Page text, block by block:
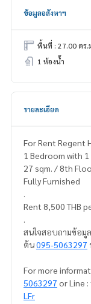
ข้อมูลอสังหาฯ
พื้นที่ : 27.00 ตร.
1 ห้องน้ำ
รายละเอียด
For Rent Regent
1 Bedroom with
27 sqm. / 8th
Fully Furnished
.
Rent 8,500 THB
.
สนใจสอบถามข้อมู
ต้น095-5063297
For more
5063297 or Line
LFr